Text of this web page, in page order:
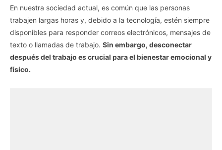
En nuestra sociedad actual, es común que las personas
trabajen largas horas y, debido a la tecnología, estén siempre
disponibles para responder correos electrónicos, mensajes de
texto o llamadas de trabajo. Sin embargo, desconectar
después del trabajo es crucial para el bienestar emocional y
físico.